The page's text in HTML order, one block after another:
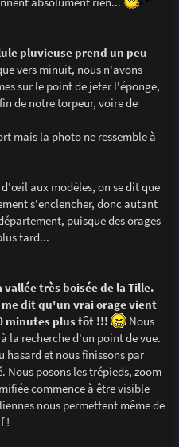
pluvieuse prend un peu
vers minuit, nous n'avons
sur le point de jeter l'éponge,
de notre torpeur, voire de
mais la photo ne ressemble à
aux modèles, on se dit que
s'enclencher, donc autant
puisque des orages
tard...
vallée très boisée de la Tille.
dit qu'un vrai orage vient
minutes plus tôt !!!
Nous
la recherche d'un point de vue.
hasard et nous finissons par
posons les trépieds, zoom
commence à être visible
nous permettent même de
!